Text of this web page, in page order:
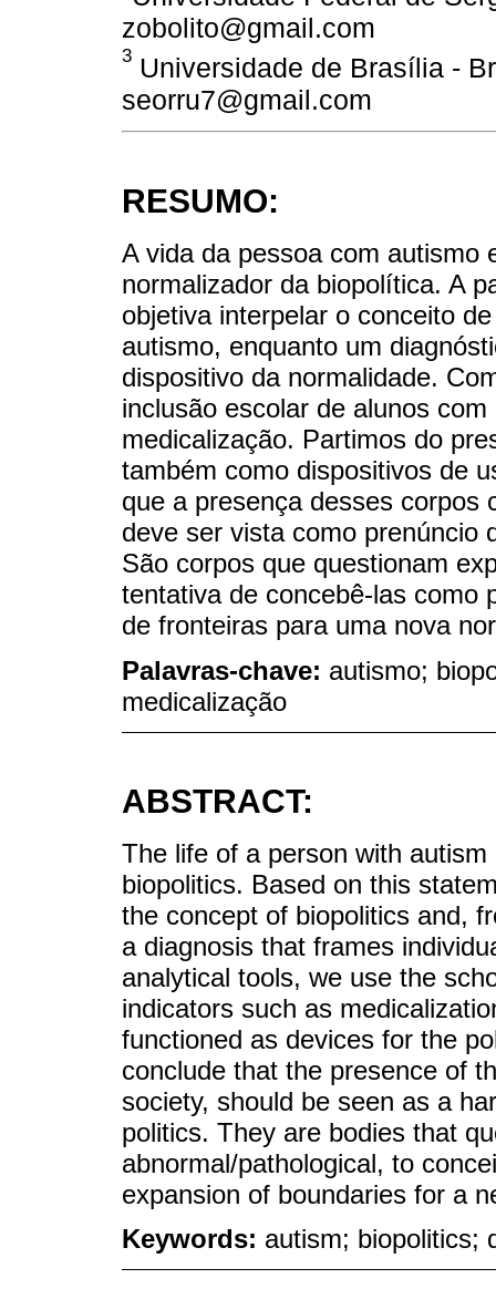
zobolito@gmail.com
3 Universidade de Brasília -
seorru7@gmail.com
RESUMO:
A vida da pessoa com autismo
normalizador da biopolítica. A
objetiva interpelar o conceito
autismo, enquanto um
dispositivo da normalidade.
inclusão escolar de alunos
medicalização. Partimos do
também como dispositivos de
que a presença desses corpos
deve ser vista como prenúncio
São corpos que questionam
tentativa de concebê-las como
de fronteiras para uma nova
Palavras-chave: autismo;
medicalização
ABSTRACT:
The life of a person with
biopolitics. Based on this
the concept of biopolitics and,
a diagnosis that frames
analytical tools, we use the
indicators such as
functioned as devices for the
conclude that the presence of
society, should be seen as a
politics. They are bodies that
abnormal/pathological, to
expansion of boundaries for a
Keywords: autism; biopolitics;